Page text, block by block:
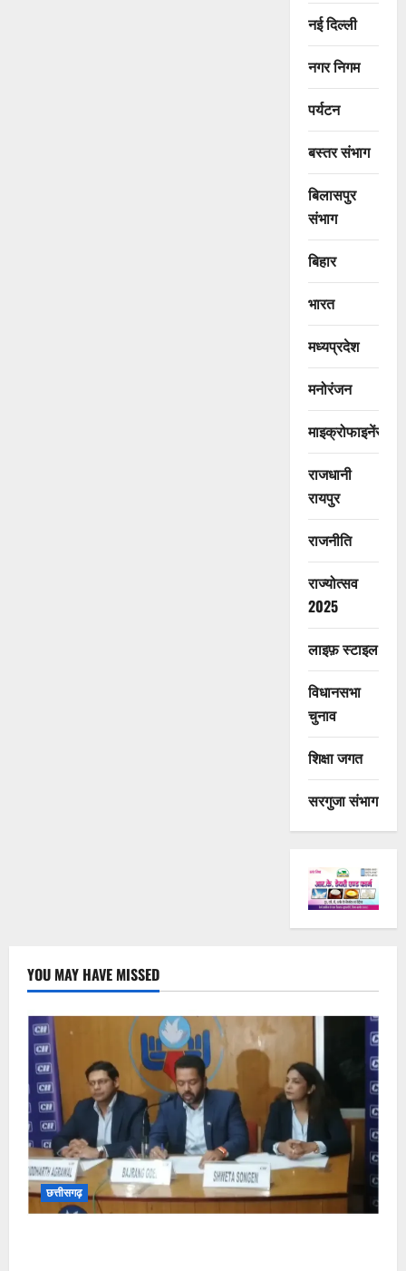
नई दिल्ली
नगर निगम
पर्यटन
बस्तर संभाग
बिलासपुर
संभाग
बिहार
भारत
मध्यप्रदेश
मनोरंजन
माइक्रोफाइनेंस
राजधानी
रायपुर
राजनीति
राज्योत्सव
2025
लाइफ़ स्टाइल
विधानसभा
चुनाव
शिक्षा जगत
सरगुजा संभाग
YOU MAY HAVE MISSED
छत्तीसगढ़